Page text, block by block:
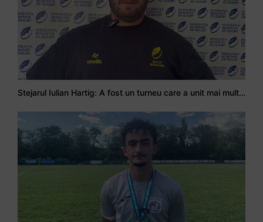
Stejarul Iulian Hartig: A fost un turneu care a unit mai mult echipa